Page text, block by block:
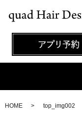
HOME top_img002